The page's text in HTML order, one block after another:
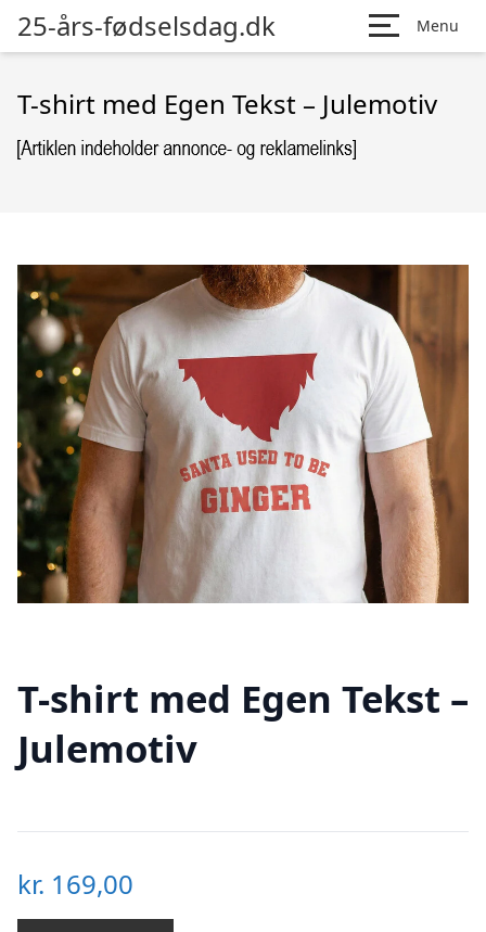
25-års-fødselsdag.dk Menu
T-shirt med Egen Tekst – Julemotiv
T-shirt med Egen Tekst –
Julemotiv
kr. 169,00